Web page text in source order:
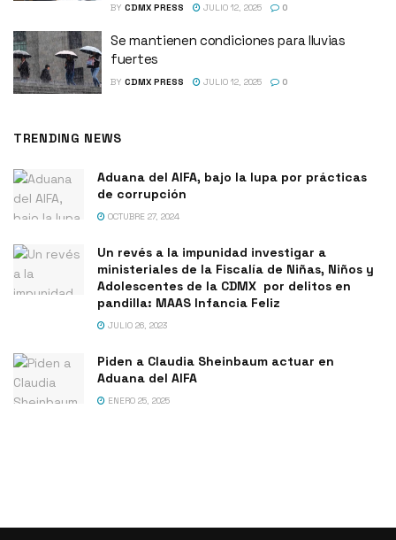
BY CDMX PRESS JULIO 12, 2025 0
Se mantienen condiciones para lluvias
fuertes
BY CDMX PRESS JULIO 12, 2025 0
TRENDING NEWS
Aduana del AIFA, bajo la lupa por prácticas
de corrupción
OCTUBRE 27, 2024
Un revés a la impunidad investigar a
ministeriales de la Fiscalía de Niñas, Niños y
Adolescentes de la CDMX por delitos en
pandilla: MAAS Infancia Feliz
JULIO 26, 2023
Piden a Claudia Sheinbaum actuar en
Aduana del AIFA
ENERO 25, 2025